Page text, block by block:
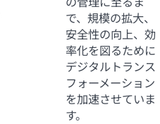
で、規模の拡大、
安全性の向上、効
率化を図るために
デジタルトランス
フォーメーション
を加速させていま
す。